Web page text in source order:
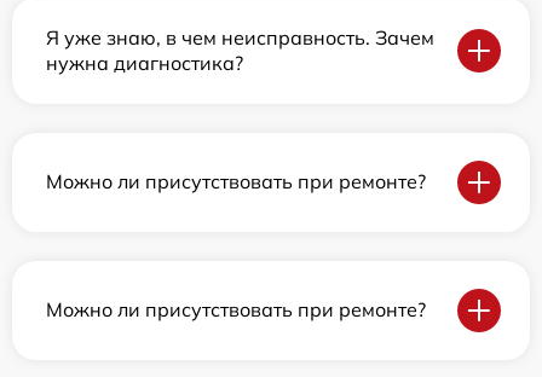
Я уже знаю, в чем неисправность. Зачем
нужна диагностика?
Можно ли присутствовать при ремонте?
Можно ли присутствовать при ремонте?